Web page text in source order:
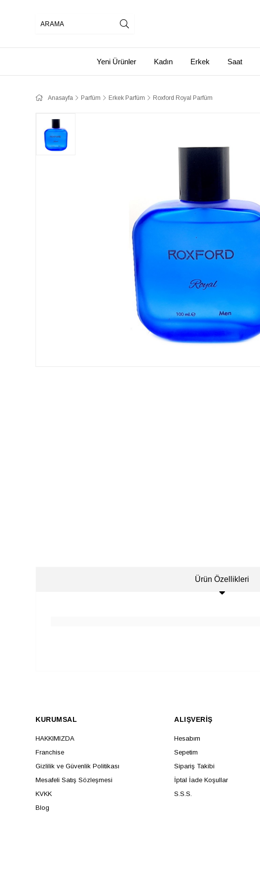
Yeni Ürünler Kadın Erkek Saat
Anasayfa Parfüm Erkek Parfüm Roxford Royal Parfüm
Ürün Özellikleri
KURUMSAL
HAKKIMIZDA
Franchise
Gizlilik ve Güvenlik Politikası
Mesafeli Satış Sözleşmesi
KVKK
Blog
ALIŞVERİŞ
Hesabım
Sepetim
Sipariş Takibi
İptal İade Koşullar
S.S.S.